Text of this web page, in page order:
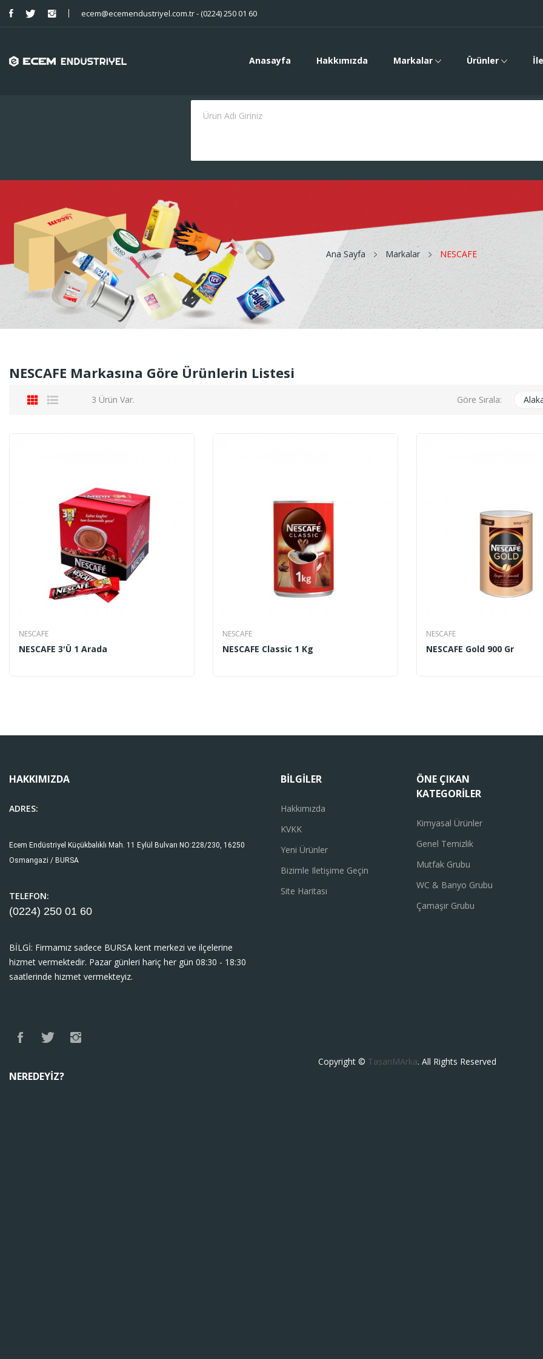
ecem@ecemendustriyel.com.tr - (0224) 250 01 60
Anasayfa Hakkımızda Markalar Ürünler
Ana Sayfa Markalar NESCAFE
NESCAFE Markasına Göre Ürünlerin Listesi
3 Ürün Var. Göre Sırala:
NESCAFE
NESCAFE 3'ü 1 Arada
NESCAFE
NESCAFE Classic 1 Kg
NESCAFE
NESCAFE Gold 900 Gr
HAKKIMIZDA
ADRES:
Ecem Endüstriyel Küçükbalıklı Mah. 11 Eylül Bulvarı NO:228/230, 16250
Osmangazi / BURSA
TELEFON:
(0224) 250 01 60
BİLGİ: Firmamız sadece BURSA kent merkezi ve ilçelerine
hizmet vermektedir. Pazar günleri hariç her gün 08:30 - 18:30
saatlerinde hizmet vermekteyiz.
BILGILER
Hakkımızda
KVKK
Yeni Ürünler
Bizimle Iletişime Geçin
Site Haritası
ÖNE ÇIKAN
KATEGORILER
Kimyasal Ürünler
Genel Temizlik
Mutfak Grubu
WC & Banyo Grubu
Çamaşır Grubu
Copyright © TasarıMArka. All Rights Reserved
NEREDEYIZ?